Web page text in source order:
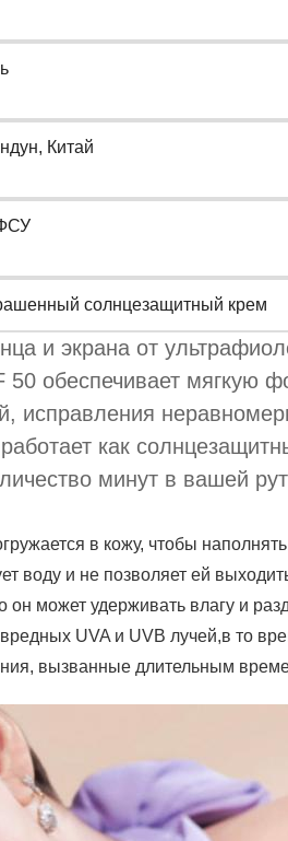
Китай
солнцезащитный крем
и экрана от
обеспечивает мягкую
исправления
как
минут в вашей
в кожу, чтобы
воду и не позволяет ей
он может удерживать влагу и
UVA и UVB лучей,в то
вызванные длительным